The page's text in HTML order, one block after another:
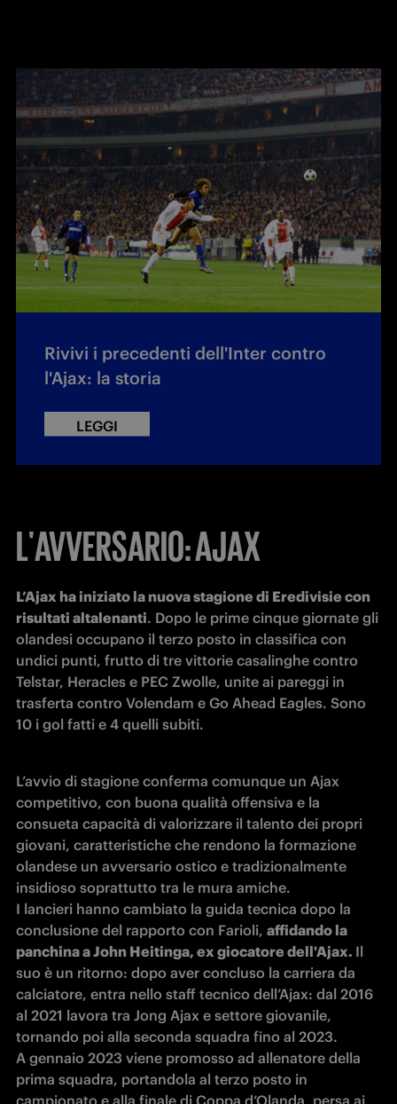
Rivivi i precedenti dell'Inter contro
l'Ajax: la storia
LEGGI
L'AVVERSARIO: AJAX
L’Ajax ha iniziato la nuova stagione di Eredivisie con
risultati altalenanti. Dopo le prime cinque giornate gli
olandesi occupano il terzo posto in classifica con
undici punti, frutto di tre vittorie casalinghe contro
Telstar, Heracles e PEC Zwolle, unite ai pareggi in
trasferta contro Volendam e Go Ahead Eagles. Sono
10 i gol fatti e 4 quelli subiti.
L’avvio di stagione conferma comunque un Ajax
competitivo, con buona qualità offensiva e la
consueta capacità di valorizzare il talento dei propri
giovani, caratteristiche che rendono la formazione
olandese un avversario ostico e tradizionalmente
insidioso soprattutto tra le mura amiche.
I lancieri hanno cambiato la guida tecnica dopo la
conclusione del rapporto con Farioli, affidando la
panchina a John Heitinga, ex giocatore dell'Ajax. Il
suo è un ritorno: dopo aver concluso la carriera da
calciatore, entra nello staff tecnico dell’Ajax: dal 2016
al 2021 lavora tra Jong Ajax e settore giovanile,
tornando poi alla seconda squadra fino al 2023.
A gennaio 2023 viene promosso ad allenatore della
prima squadra, portandola al terzo posto in
campionato e alla finale di Coppa d’Olanda, persa ai